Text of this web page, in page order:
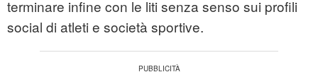
terminare infine con le liti senza senso sui profili
social di atleti e società sportive.